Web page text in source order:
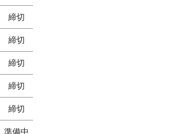
締切
締切
締切
締切
締切
準備中